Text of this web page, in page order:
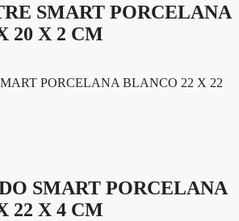
SMART PORCELANA
20 X 2 CM
SMART PORCELANA
22 X 4 CM